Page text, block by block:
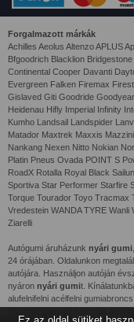
Forgalmazott márkák
Achilles Aeolus Altenzo APLUS
Bfgoodrich Blacklion
Continental Cooper Davanti
Evergreen Falken Firemax
Gislaved Giti Goodride
Heidenau Hifly Imperial Infinity
Kumho Landsail Landspider
Matador Maxtrek Maxxis
Nankang Nexen Nitto Nokian
Platin Pneus Ovada POINT S
RoadX Rotalla Royal Black
Sportiva Star Performer Starfire
Torque Tourador Toyo Tracmax
Vredestein WANDA TYRE
Ziarelli
Autógumi áruházunk nyári gumi,
24 órájában. Oldalunkon
autójára. Használjon autóján
nyáron nyári gumit.
alufelnifelni acélfelni